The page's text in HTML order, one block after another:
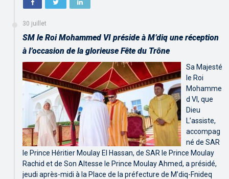
30 juillet
SM le Roi Mohammed VI préside à M’diq une réception
à l’occasion de la glorieuse Fête du Trône
Sa Majesté
le Roi
Mohamme
d VI, que
Dieu
L’assiste,
accompag
né de SAR
le Prince Héritier Moulay El Hassan, de SAR le Prince Moulay
Rachid et de Son Altesse le Prince Moulay Ahmed, a présidé,
jeudi après-midi à la Place de la préfecture de M’diq-Fnideq